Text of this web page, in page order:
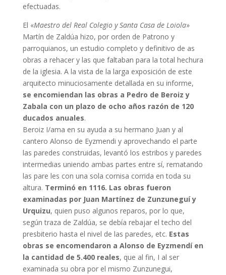
efectuadas.
El «Maestro del Real Colegio y Santa Casa de Loiola»
Martín de Zaldúa hizo, por orden de Patrono y
parroquianos, un estudio completo y definitivo de as
obras a rehacer y las que faltaban para la total hechura
de la iglesia. A la vista de la larga exposición de este
arquitecto minuciosamente detallada en su informe,
se encomiendan las obras a Pedro de Beroiz y
Zabala con un plazo de ocho años razón de 120
ducados anuales.
Beroiz I/ama en su ayuda a su hermano Juan y al
cantero Alonso de Eyzmendi y aprovechando el parte
las paredes construidas, levantó los estribos y paredes
intermedias uniendo ambas partes entre sí, rematando
las pare les con una sola cornisa corrida en toda su
altura. Terminó en 1116. Las obras fueron
examinadas por Juan Martínez de Zunzuneguí y
Urquizu, quien puso algunos reparos, por lo que,
según traza de Zaldúa, se debía rebajar el techo del
presbiterio hasta el nivel de las paredes, etc. Estas
obras se encomendaron a Alonso de Eyzmendí en
la cantidad de 5.400 reales, que al fin, I al ser
examinada su obra por el mismo Zunzunegui,